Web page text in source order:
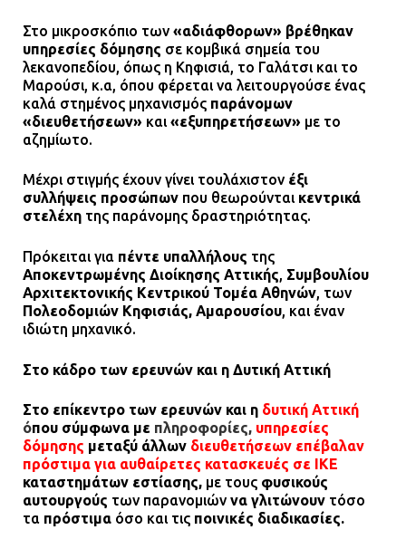
Στο μικροσκόπιο των «αδιάφθορων» βρέθηκαν
υπηρεσίες δόμησης σε κομβικά σημεία του
λεκανοπεδίου, όπως η Κηφισιά, το Γαλάτσι και το
Μαρούσι, κ.α, όπου φέρεται να λειτουργούσε ένας
καλά στημένος μηχανισμός παράνομων
«διευθετήσεων» και «εξυπηρετήσεων» με το
αζημίωτο.
Μέχρι στιγμής έχουν γίνει τουλάχιστον έξι
συλλήψεις προσώπων που θεωρούνται κεντρικά
στελέχη της παράνομης δραστηριότητας.
Πρόκειται για πέντε υπαλλήλους της
Αποκεντρωμένης Διοίκησης Αττικής, Συμβουλίου
Αρχιτεκτονικής Κεντρικού Τομέα Αθηνών, των
Πολεοδομιών Κηφισιάς, Αμαρουσίου, και έναν
ιδιώτη μηχανικό.
Στο κάδρο των ερευνών και η Δυτική Αττική
Στο επίκεντρο των ερευνών και η δυτική Αττική
όπου σύμφωνα με πληροφορίες, υπηρεσίες
δόμησης μεταξύ άλλων διευθετήσεων επέβαλαν
πρόστιμα για αυθαίρετες κατασκευές σε ΙΚΕ
καταστημάτων εστίασης, με τους φυσικούς
αυτουργούς των παρανομιών να γλιτώνουν τόσο
τα πρόστιμα όσο και τις ποινικές διαδικασίες.